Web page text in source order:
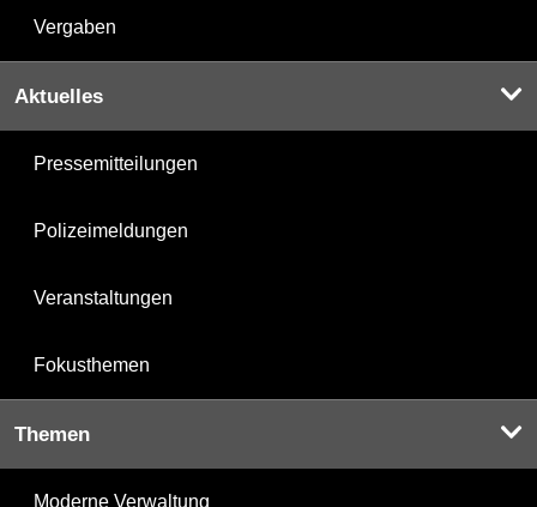
Vergaben
Aktuelles
Pressemitteilungen
Polizeimeldungen
Veranstaltungen
Fokusthemen
Themen
Moderne Verwaltung